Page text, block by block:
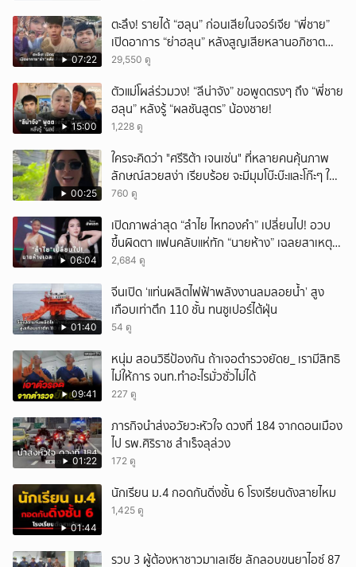
07:22
ตะลึง! รายได้ “ฮลุน” ก่อนเสียในจอร์เจีย “พี่ชาย”
เปิดอาการ “ย่าฮลุน” หลังสูญเสียหลานอภิชาต
บุตร!
29,550 ดู
15:00
ตัวแม่โผล่ร่วมวง! “ลีน่าจัง” ขอพูดตรงๆ ถึง “พี่ชาย
ฮลุน” หลังรู้ “ผลชันสูตร” น้องชาย!
1,228 ดู
00:25
ใครจะคิดว่า "ศรีริต้า เจนเซ่น" ที่หลายคนคุ้นภาพ
ลักษณ์สวยสง่า เรียบร้อย จะมีมุมโบ๊ะบ๊ะและโก๊ะๆ ให้
ได้อมยิ้มเหมือนกัน งานนี้ทำเอาแฟนๆ ทั้งเอ็นดูทั้ง
760 ดู
06:04
เปิดภาพล่าสุด “ลำไย ไหทองคำ” เปลี่ยนไป! อวบ
ขึ้นผิดตา แฟนคลับแห่ทัก “นายห้าง” เฉลยสาเหตุ
ชัด!
2,684 ดู
01:40
จีนเปิด ‘แท่นผลิตไฟฟ้าพลังงานลมลอยน้ำ’ สูง
เกือบเท่าตึก 110 ชั้น ทนซูเปอร์ไต้ฝุ่น
54 ดู
09:41
หนุ่ม สอนวิธีป้องกัน ถ้าเจอตำรวจยัดย_ เรามีสิทธิ
ไม่ให้การ จนท.ทำอะไรมั่วซั่วไม่ได้
227 ดู
01:22
ภารกิจนำส่งอวัยวะหัวใจ ดวงที่ 184 จากดอนเมือง
ไป รพ.ศิริราช สำเร็จลุล่วง
172 ดู
01:44
นักเรียน ม.4 กอดกันดิ่งชั้น 6 โรงเรียนดังสายไหม
1,425 ดู
รวบ 3 ผู้ต้องหาชาวมาเลเซีย ลักลอบขนยาไอซ์ 87